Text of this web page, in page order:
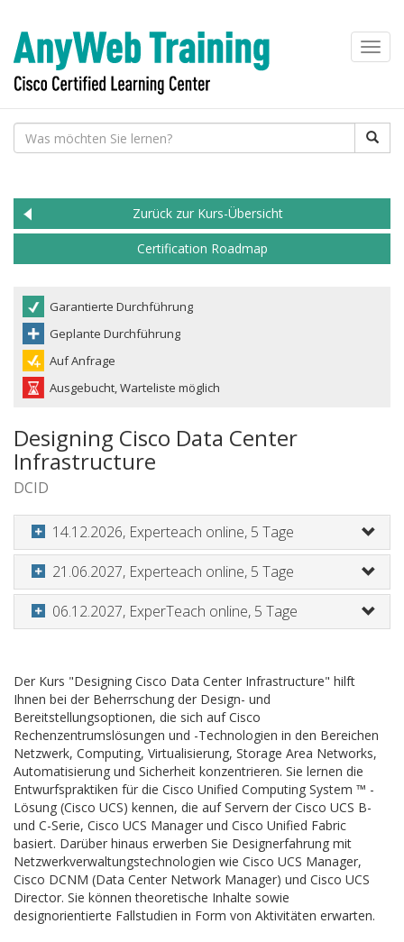
Zurück zur Kurs-Übersicht
Certification Roadmap
Garantierte Durchführung
Geplante Durchführung
Auf Anfrage
Ausgebucht, Warteliste möglich
Designing Cisco Data Center
Infrastructure
DCID
14.12.2026, Experteach online, 5 Tage
21.06.2027, Experteach online, 5 Tage
06.12.2027, ExperTeach online, 5 Tage
Der Kurs "Designing Cisco Data Center Infrastructure" hilft
Ihnen bei der Beherrschung der Design- und
Bereitstellungsoptionen, die sich auf Cisco
Rechenzentrumslösungen und -Technologien in den Bereichen
Netzwerk, Computing, Virtualisierung, Storage Area Networks,
Automatisierung und Sicherheit konzentrieren. Sie lernen die
Entwurfspraktiken für die Cisco Unified Computing System ™ -
Lösung (Cisco UCS) kennen, die auf Servern der Cisco UCS B-
und C-Serie, Cisco UCS Manager und Cisco Unified Fabric
basiert. Darüber hinaus erwerben Sie Designerfahrung mit
Netzwerkverwaltungstechnologien wie Cisco UCS Manager,
Cisco DCNM (Data Center Network Manager) und Cisco UCS
Director. Sie können theoretische Inhalte sowie
designorientierte Fallstudien in Form von Aktivitäten erwarten.